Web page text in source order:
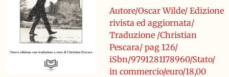
Autore/Oscar Wilde/ Edizione
rivista ed aggiornata/
Traduzione /Christian
Pescara/ pag 126/
iSbn/9791281178960/Stato/
in commercio/euro/18,00